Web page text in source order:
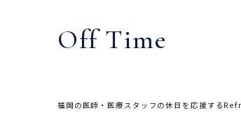
Off Time
福岡の医師・医療スタッフの休日を応援する